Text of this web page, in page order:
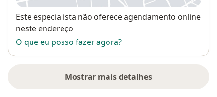
Disponibilidade
Este especialista não oferece agendamento online
neste endereço
O que eu posso fazer agora?
Mostrar mais detalhes
sobre o endereço